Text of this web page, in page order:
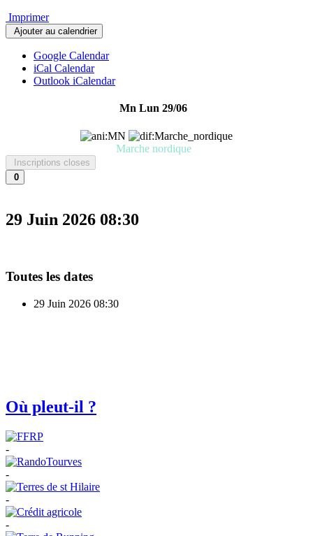
Imprimer
Ajouter au calendrier
Google Calendar
iCal Calendar
Outlook iCalendar
Mn Lun 29/06
Marche nordique
Inscriptions closes
0
29 Juin 2026 08:30
Toutes les dates
29 Juin 2026 08:30
Où pleut-il ?
-
-
-
-